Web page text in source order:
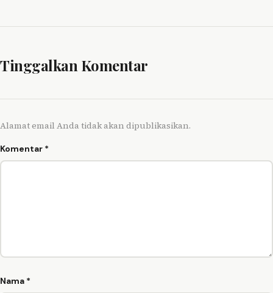
Tinggalkan Komentar
Alamat email Anda tidak akan dipublikasikan.
Komentar *
Nama *